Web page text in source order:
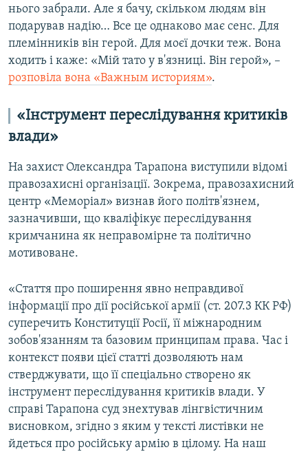
нього забрали. Але я бачу, скільком людям він
подарував надію… Все це однаково має сенс. Для
племінників він герой. Для моєї дочки теж. Вона
ходить і каже: «Мій тато у в'язниці. Він герой», –
розповіла вона «Важным историям».
«Інструмент переслідування критиків
влади»
На захист Олександра Тарапона виступили відомі
правозахисні організації. Зокрема, правозахисний
центр «Меморіал» визнав його політв'язнем,
зазначивши, що кваліфікує переслідування
кримчанина як неправомірне та політично
мотивоване.
«Стаття про поширення явно неправдивої
інформації про дії російської армії (ст. 207.3 КК РФ)
суперечить Конституції Росії, її міжнародним
зобов'язанням та базовим принципам права. Час і
контекст появи цієї статті дозволяють нам
стверджувати, що її спеціально створено як
інструмент переслідування критиків влади. У
справі Тарапона суд знехтував лінгвістичним
висновком, згідно з яким у тексті листівки не
йдеться про російську армію в цілому. На наш